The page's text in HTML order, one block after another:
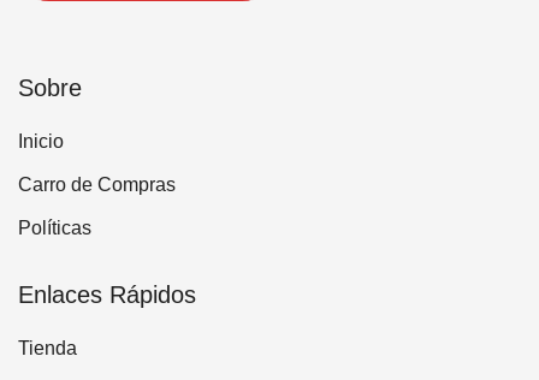
Sobre
Inicio
Carro de Compras
Políticas
Enlaces Rápidos
Tienda